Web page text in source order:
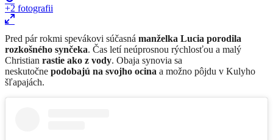
+2 fotografii
​Pred pár rokmi spevákovi súčasná manželka Lucia porodila
rozkošného synčeka. Čas letí neúprosnou rýchlosťou a malý
Christian rastie ako z vody. Obaja synovia sa
neskutočne podobajú na svojho ocina a možno pôjdu v Kulyho
šľapajách.